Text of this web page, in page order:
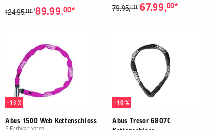
124.95,00 189.99,00* 79.95,00 167.99,00*
- 13 %
Abus 1500 Web Kettenschloss
5 Farbvarianten
- 10 %
Abus Tresor 6807C